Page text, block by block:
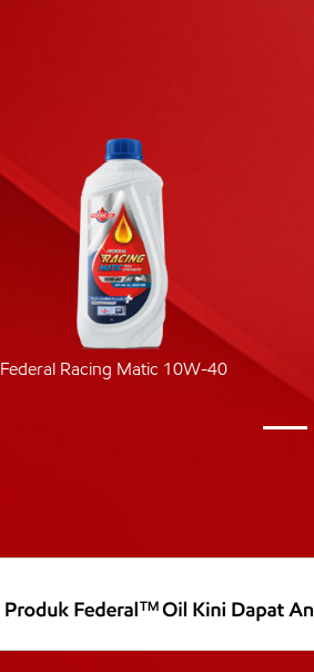
Federal Racing Matic 10W-40